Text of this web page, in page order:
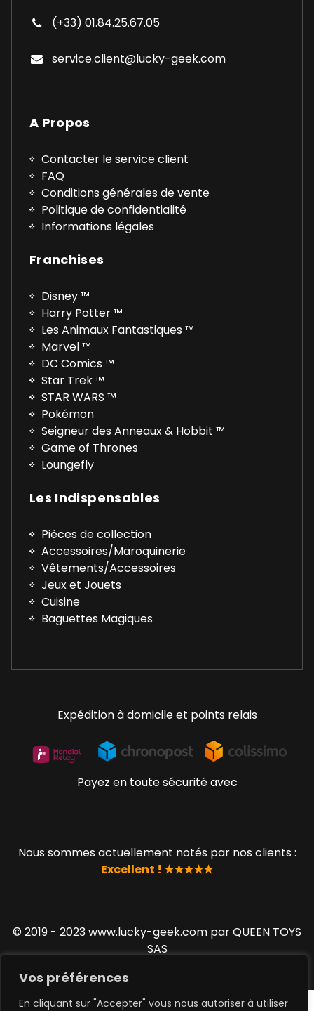
Vos préférences
En cliquant sur "Accepter" vous nous autoriser à utiliser
(+33) 01.84.25.67.05
service.client@lucky-geek.com
A Propos
Contacter le service client
FAQ
Conditions générales de vente
Politique de confidentialité
Informations légales
Franchises
Disney ™
Harry Potter ™
Les Animaux Fantastiques ™
Marvel ™
DC Comics ™
Star Trek ™
STAR WARS ™
Pokémon
Seigneur des Anneaux & Hobbit ™
Game of Thrones
Loungefly
Les Indispensables
Pièces de collection
Accessoires/Maroquinerie
Vêtements/Accessoires
Jeux et Jouets
Cuisine
Baguettes Magiques
Expédition à domicile et points relais
Payez en toute sécurité avec
Nous sommes actuellement notés par nos clients :
Excellent ! ★★★★★
© 2019 - 2023 www.lucky-geek.com par QUEEN TOYS
SAS